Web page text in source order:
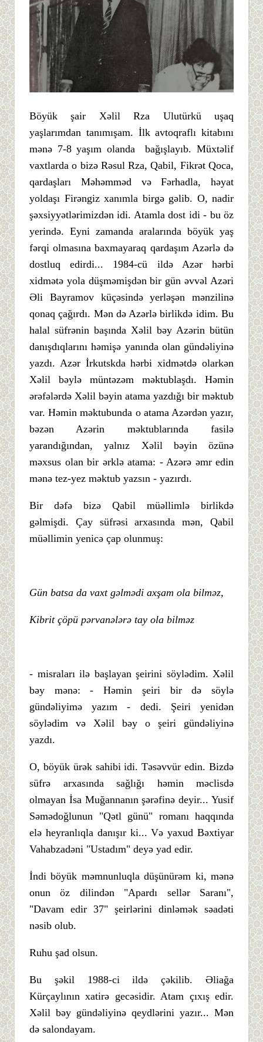
Böyük şair Xəlil Rza Ulutürkü uşaq
yaşlarımdan tanımışam. İlk avtoqraflı kitabını
mənə 7-8 yaşım olanda bağışlayıb. Müxtəlif
vaxtlarda o bizə Rəsul Rza, Qabil, Fikrət Qoca,
qardaşları Məhəmməd və Fərhadla, həyat
yoldaşı Firəngiz xanımla birgə gəlib. O, nadir
şəxsiyyətlərimizdən idi. Atamla dost idi - bu öz
yerində. Eyni zamanda aralarında böyük yaş
fərqi olmasına baxmayaraq qardaşım Azərlə də
dostluq edirdi... 1984-cü ildə Azər hərbi
xidmətə yola düşməmişdən bir gün əvvəl Azəri
Əli Bayramov küçəsində yerləşən mənzilinə
qonaq çağırdı. Mən də Azərlə birlikdə idim. Bu
halal süfrənin başında Xəlil bəy Azərin bütün
danışdıqlarını həmişə yanında olan gündəliyinə
yazdı. Azər İrkutskda hərbi xidmətdə olarkən
Xəlil bəylə müntəzəm məktublaşdı. Həmin
ərəfələrdə Xəlil bəyin atama yazdığı bir məktub
var. Həmin məktubunda o atama Azərdən yazır,
bəzən Azərin məktublarında fasilə
yarandığından, yalnız Xəlil bəyin özünə
məxsus olan bir ərklə atama: - Azərə əmr edin
mənə tez-yez məktub yazsın - yazırdı.
Bir dəfə bizə Qabil müəllimlə birlikdə
gəlmişdi. Çay süfrəsi arxasında mən, Qabil
müəllimin yenicə çap olunmuş:
Gün batsa da vaxt gəlmədi axşam ola bilməz,
Kibrit çöpü pərvanələrə tay ola bilməz
- misraları ilə başlayan şeirini söylədim. Xəlil
bəy mənə: - Həmin şeiri bir də söylə
gündəliyimə yazım - dedi. Şeiri yenidən
söylədim və Xəlil bəy o şeiri gündəliyinə
yazdı.
O, böyük ürək sahibi idi. Təsəvvür edin. Bizdə
süfrə arxasında sağlığı həmin məclisdə
olmayan İsa Muğannanın şərəfinə deyir... Yusif
Səmədoğlunun "Qətl günü" romanı haqqında
elə heyranlıqla danışır ki... Və yaxud Bəxtiyar
Vahabzadəni "Ustadım" deyə yad edir.
İndi böyük məmnunluqla düşünürəm ki, mənə
onun öz dilindən "Apardı sellər Saranı",
"Davam edir 37" şeirlərini dinləmək səadəti
nəsib olub.
Ruhu şad olsun.
Bu şəkil 1988-ci ildə çəkilib. Əliağa
Kürçaylının xatirə gecəsidir. Atam çıxış edir.
Xəlil bəy gündəliyinə qeydlərini yazır... Mən
də salondayam.